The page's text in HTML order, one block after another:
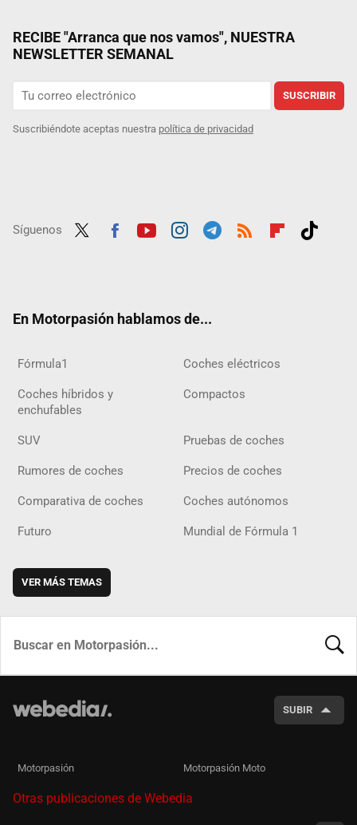
RECIBE "Arranca que nos vamos", NUESTRA
NEWSLETTER SEMANAL
SUSCRIBIR
Suscribiéndote aceptas nuestra política de privacidad
Síguenos
En Motorpasión hablamos de...
Fórmula1 Coches eléctricos
Coches híbridos y
enchufables
Compactos
SUV Pruebas de coches
Rumores de coches Precios de coches
Comparativa de coches Coches autónomos
Futuro Mundial de Fórmula 1
VER MÁS TEMAS
SUBIR
Motorpasión Motorpasión Moto
Otras publicaciones de Webedia